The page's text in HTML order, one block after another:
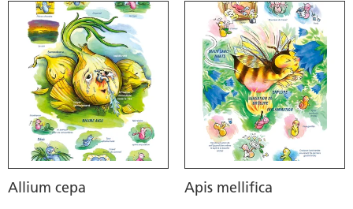
Allium cepa Apis mellifica